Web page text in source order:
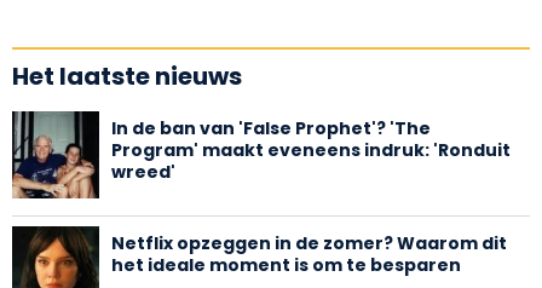
Het laatste nieuws
In de ban van 'False Prophet'? 'The
Program' maakt eveneens indruk: 'Ronduit
wreed'
Netflix opzeggen in de zomer? Waarom dit
het ideale moment is om te besparen